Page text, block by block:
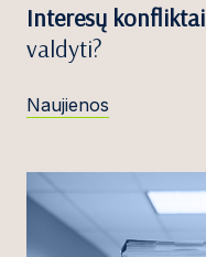
Interesų konfliktai
valdyti?
Naujienos